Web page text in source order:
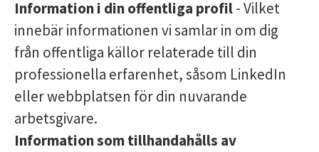
Information i din offentliga profil- Vilket
innebär informationen vi samlar in om dig
från offentliga källor relaterade till din
professionella erfarenhet, såsom LinkedIn
eller webbplatsen för din nuvarande
arbetsgivare.
Information som tillhandahålls av